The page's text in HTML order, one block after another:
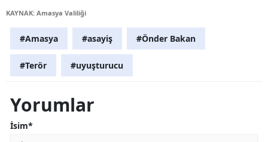
KAYNAK: Amasya Valiliği
#Amasya #asayiş #Önder Bakan
#Terör #uyuşturucu
Yorumlar
İsim*